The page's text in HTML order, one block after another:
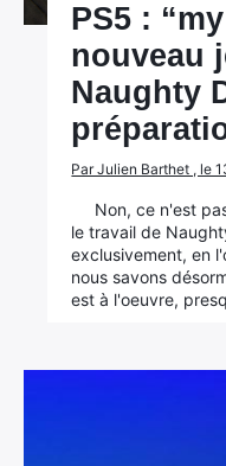
PS5 :
nouveau
Naughty
Par Julien Barthet , le
Non, ce n'est
le travail de
exclusivement, en
nous savons
est à l'oeuvre,